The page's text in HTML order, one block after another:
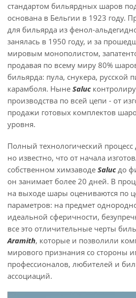
стандартом бильярдных шаров
основана в Бельгии в 1923 году.
для бильярда из фенол-
занялась в 1950 году, и за
мировым монополистом,
продавая по всему миру 80%
бильярда: пула, снукера, русской
карамболя. Ныне Saluс
производства по всей цепи - от
продажи готовых комплектов
уровня.
Полный технологический процесс
но известно, что от начала
собственном химзаводе Saluсдо
он занимает более 20 дней. В
на выходе шары оцениваются по
параметров: на предмет
идеальной сферичности,
все это отличительные черты
Aramith, которые и позволили
мирового признания со стороны
профессионалов, любителей и
ассоциаций.